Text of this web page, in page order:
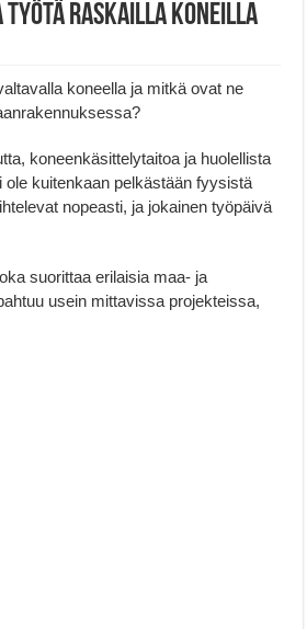
työtä raskailla koneilla
koneella ja mitkä ovat ne
koneenkäsittelytaitoa ja huolellista
kuitenkaan pelkästään fyysistä
nopeasti, ja jokainen työpäivä
suorittaa erilaisia maa- ja
usein mittavissa projekteissa,